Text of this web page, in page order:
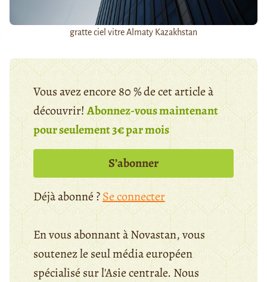
gratte ciel vitre Almaty Kazakhstan
Vous avez encore 80 % de cet article à
découvrir!Abonnez-vous maintenant
pour seulement 3€ par mois
S’abonner
Déjà abonné ?Se connecter
En vous abonnant à Novastan, vous
soutenez le seul média européen
spécialisé sur l'Asie centrale. Nous